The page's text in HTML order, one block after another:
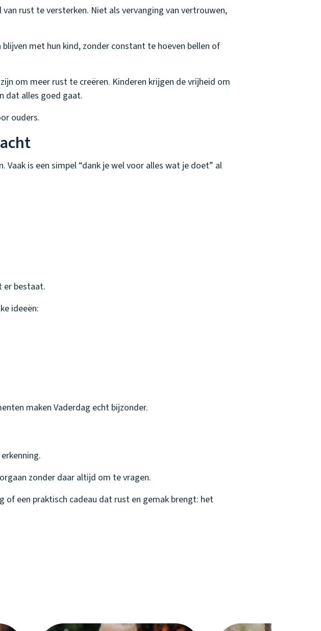
rust te versterken. Niet als vervanging van vertrouwen,
met hun kind, zonder constant te hoeven bellen of
om meer rust te creëren. Kinderen krijgen de vrijheid om
dat alles goed gaat.
ouders.
is een simpel “dank je wel voor alles wat je doet” al
er bestaat.
ideeën:
maken Vaderdag echt bijzonder.
zonder daar altijd om te vragen.
of een praktisch cadeau dat rust en gemak brengt: het